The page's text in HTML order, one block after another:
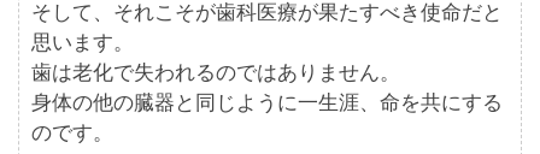
そして、それこそが歯科医療が果たすべき使命だと
思います。
歯は老化で失われるのではありません。
身体の他の臓器と同じように一生涯、命を共にする
のです。